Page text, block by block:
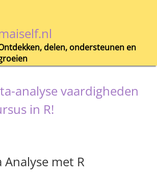
delen, ondersteunen en
analyse vaardigheden
in R!
Analyse met R